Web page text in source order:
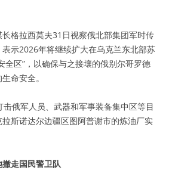
格拉西莫夫31日视察俄北部集团军时传
示2026年将继续扩大在乌克兰东北部苏
全区”，以确保与之接壤的俄别尔哥罗德
命安全。
俄军人员、武器和军事装备集中区等目
斯诺达尔边疆区图阿普谢市的炼油厂实
走国民警卫队